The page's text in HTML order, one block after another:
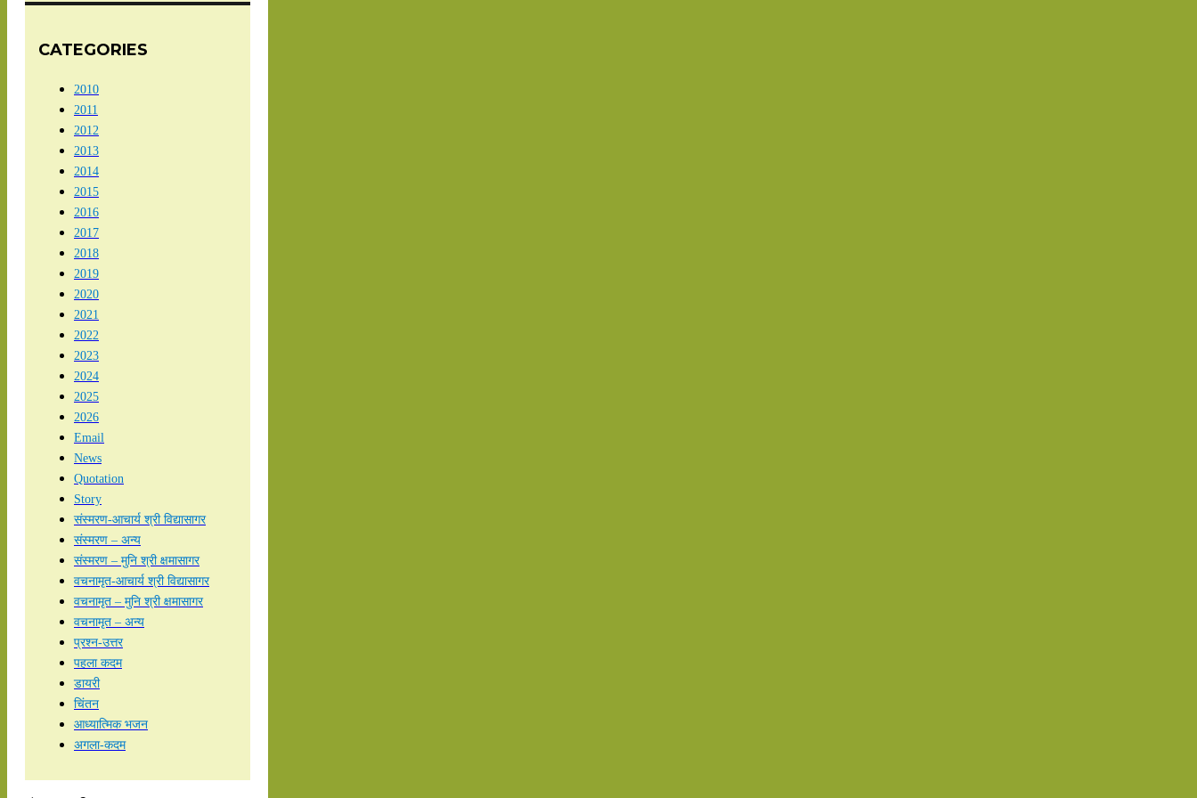
CATEGORIES
2010
2011
2012
2013
2014
2015
2016
2017
2018
2019
2020
2021
2022
2023
2024
2025
2026
Email
News
Quotation
Story
संस्मरण-आचार्य श्री विद्यासागर
संस्मरण – अन्य
संस्मरण – मुनि श्री क्षमासागर
वचनामृत-आचार्य श्री विद्यासागर
वचनामृत – मुनि श्री क्षमासागर
वचनामृत – अन्य
प्रश्न-उत्तर
पहला कदम
डायरी
चिंतन
आध्यात्मिक भजन
अगला-कदम